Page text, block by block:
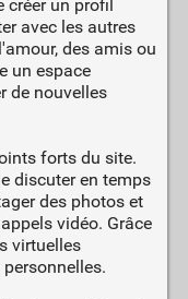
un profil
avec les autres
des amis ou
un espace
de nouvelles
forts du site.
discuter en temps
des photos et
vidéo. Grâce
virtuelles